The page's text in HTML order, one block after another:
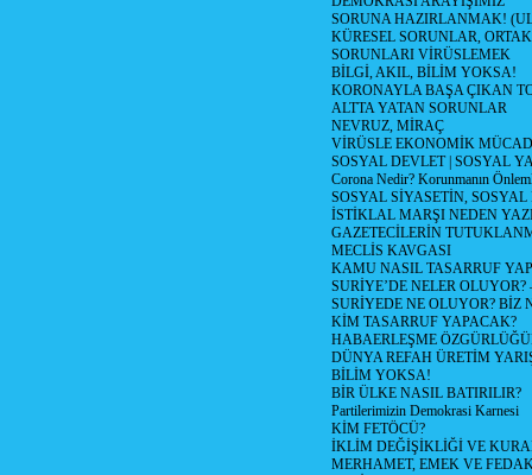
SORUNA HAZIRLANMAK!
KÜRESEL SORUNLAR,
SORUNLARI VİRÜSLEMEK
BİLGİ, AKIL, BİLİM YOKSA!
KORONAYLA BAŞA ÇIKAN
ALTTA YATAN SORUNLAR
NEVRUZ, MİRAÇ
VİRÜSLE EKONOMİK
SOSYAL DEVLET | SOSYAL
Corona Nedir? Korunmanın
SOSYAL SİYASETİN,
İSTİKLAL MARŞI NEDEN
GAZETECİLERİN
MECLİS KAVGASI
KAMU NASIL TASARRUF
SURİYE’DE NELER OLUYOR?
SURİYEDE NE OLUYOR? BİZ
KİM TASARRUF YAPACAK?
HABAERLEŞME
DÜNYA REFAH ÜRETİM
BİLİM YOKSA!
BİR ÜLKE NASIL BATIRILIR?
Partilerimizin Demokrasi Karnesi
KİM FETÖCÜ?
İKLİM DEĞİŞİKLİĞİ VE
MERHAMET, EMEK VE